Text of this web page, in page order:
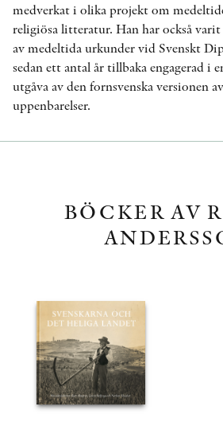
medverkat i olika projekt om
religiösa litteratur. Han har också
av medeltida urkunder vid Svenskt
sedan ett antal år tillbaka engagerad i
utgåva av den fornsvenska versionen
uppenbarelser.
BÖCKER AV